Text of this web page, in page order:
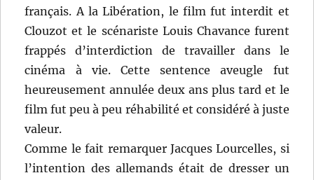
français. A la Libération, le film fut interdit et
Clouzot et le scénariste Louis Chavance furent
frappés d’interdiction de travailler dans le
cinéma à vie. Cette sentence aveugle fut
heureusement annulée deux ans plus tard et le
film fut peu à peu réhabilité et considéré à juste
valeur.
Comme le fait remarquer Jacques Lourcelles, si
l’intention des allemands était de dresser un